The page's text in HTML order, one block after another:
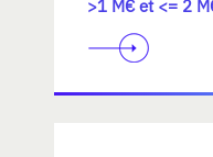
>1 M€ et <= 2